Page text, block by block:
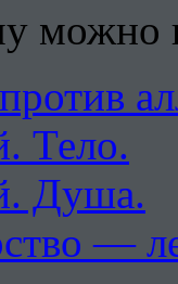
можно
Тело.
Душа.
—